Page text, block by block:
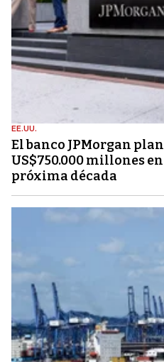
EE.UU.
El banco JPMorgan
US$750.000 millones
próxima década